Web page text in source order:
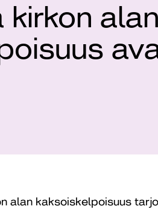
kirkon alan
alan kaksoiskelpoisuus